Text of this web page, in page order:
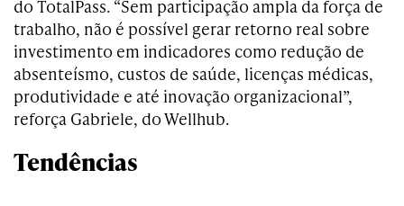
do TotalPass. “Sem participação ampla da força de
trabalho, não é possível gerar retorno real sobre
investimento em indicadores como redução de
absenteísmo, custos de saúde, licenças médicas,
produtividade e até inovação organizacional”,
reforça Gabriele, do Wellhub.
Tendências